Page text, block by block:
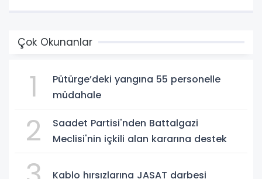
Çok Okunanlar
1
Pütürge’deki yangına 55 personelle
müdahale
2
Saadet Partisi'nden Battalgazi
Meclisi'nin içkili alan kararına destek
Kablo hırsızlarına JASAT darbesi